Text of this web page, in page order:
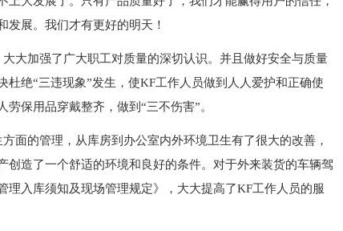
发展。我们才有更好的明天！
大加强了广大职工对质量的深切认识。并且做好安全与质量
绝“三违现象”发生，使KF工作人员做到人人爱护和正确使
保用品穿戴整齐，做到“三不伤害”。
面的管理，从库房到办公室内外环境卫生有了很大的改善，
创造了一个舒适的环境和良好的条件。对于外来装货的车辆驾
理入库须知及现场管理规定》，大大提高了KF工作人员的服